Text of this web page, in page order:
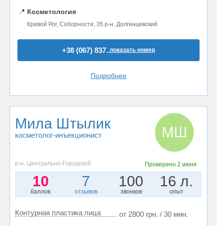
📍 Косметология
Кривой Рог, Соборности, 35 р-н. Долгинцевский
+38 (067) 837..показать номер
Подробнее
Мила Штылик
косметолог-инъекционист МШ
р-н. Центрально-Городской Проверено2 июня
10
баллов
7
отзывов
100
звонков
16 л.
опыт
Контурная пластика лица от 2800 грн. / 30 мин.